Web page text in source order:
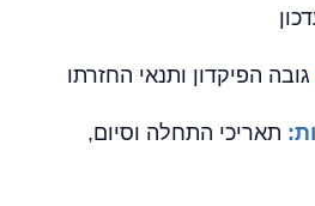
גובה הפיקדון ותנאי החזרתו
תאריכי התחלה וסיום,